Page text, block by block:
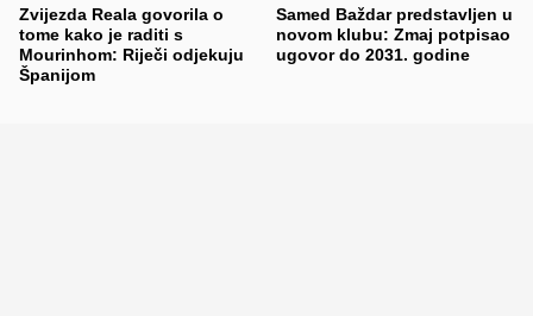
Zvijezda Reala govorila o
tome kako je raditi s
Mourinhom: Riječi odjekuju
Španijom
Samed Baždar predstavljen u
novom klubu: Zmaj potpisao
ugovor do 2031. godine